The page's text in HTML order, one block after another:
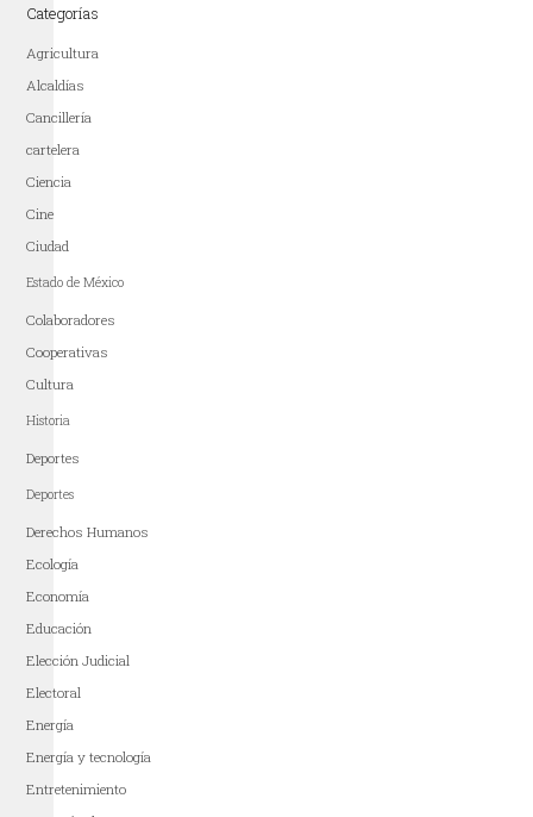
Categorías
Agricultura
Alcaldías
Cancillería
cartelera
Ciencia
Cine
Ciudad
Estado de México
Colaboradores
Cooperativas
Cultura
Historia
Deportes
Deportes
Derechos Humanos
Ecología
Economía
Educación
Elección Judicial
Electoral
Energía
Energía y tecnología
Entretenimiento